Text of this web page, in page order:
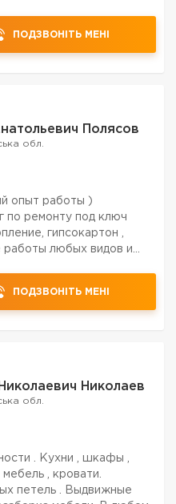
ПОДЗВОНІТЬ МЕНІ
Полясов
обл.
опыт работы )
по ремонту под ключ
гипсокартон ,
работы любых видов и
ПОДЗВОНІТЬ МЕНІ
Николаев
обл.
. Кухни , шкафы ,
, кровати.
петель . Выдвижные